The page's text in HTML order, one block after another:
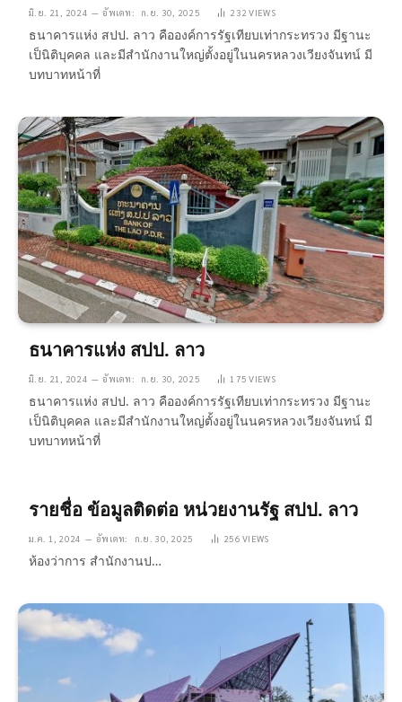
มิ.ย. 21, 2024 อัพเดท: ก.ย. 30, 2025 232VIEWS
ธนาคารแห่ง สปป. ลาว คือองค์การรัฐเทียบเท่ากระทรวง มีฐานะ
เป็นิติบุคคล และมีสำนักงานใหญ่ตั้งอยู่ในนครหลวงเวียงจันทน์ มี
บทบาทหน้าที่
ธนาคารแห่ง สปป. ลาว
มิ.ย. 21, 2024 อัพเดท: ก.ย. 30, 2025 175VIEWS
ธนาคารแห่ง สปป. ลาว คือองค์การรัฐเทียบเท่ากระทรวง มีฐานะ
เป็นิติบุคคล และมีสำนักงานใหญ่ตั้งอยู่ในนครหลวงเวียงจันทน์ มี
บทบาทหน้าที่
รายชื่อ ข้อมูลติดต่อ หน่วยงานรัฐ สปป. ลาว
ม.ค. 1, 2024 อัพเดท: ก.ย. 30, 2025 256VIEWS
ห้องว่าการ สำนักงานป…